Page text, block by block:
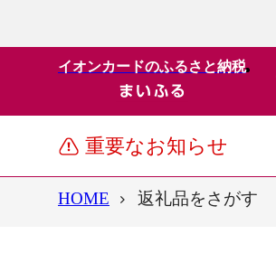
イオンカードのふるさと納税
重要なお知らせ
HOME 返礼品をさがす